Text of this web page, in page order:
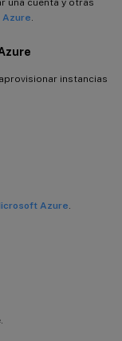
Azure
instancias
Azure